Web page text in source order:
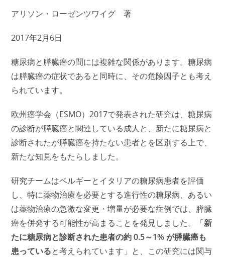
な
い
アリソン・ローゼンツワイグ 著
2017年2月6日
糖尿病と膵臓癌の間には複雑な関係があります。糖尿病
は膵臓癌の症状であると同時に、その危険因子とも考え
られています。
欧州癌学会（ESMO）2017で発表された研究は、糖尿病
の診断が膵臓癌と関連している成人と、新たに糖尿病と
診断されたが膵臓癌を持たない患者とを区別する上で、
新たな知見をもたらしました。
研究チームはベルギーとイタリアの糖尿病患者を評価
し、特に薬物治療を必要とする進行性の糖尿病、あるい
は薬物治療の急激な変更・増量が必要な症例では、膵臓
癌を併発する可能性が高まることを発見しました。「新
たに糖尿病と診断された患者の約 0.5～1% が膵臓癌も
患っていると考えられています」と、この研究には関与